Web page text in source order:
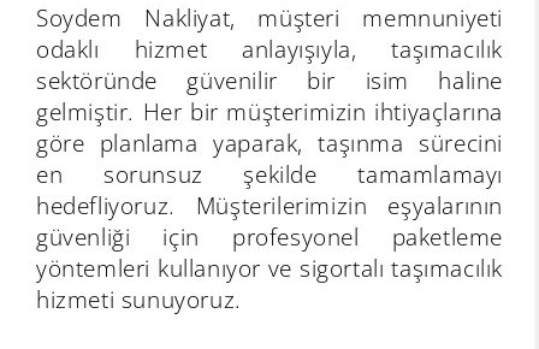
Soydem Nakliyat, müşteri memnuniyeti
odaklı hizmet anlayışıyla, taşımacılık
sektöründe güvenilir bir isim haline
gelmiştir. Her bir müşterimizin ihtiyaçlarına
göre planlama yaparak, taşınma sürecini
en sorunsuz şekilde tamamlamayı
hedefliyoruz. Müşterilerimizin eşyalarının
güvenliği için profesyonel paketleme
yöntemleri kullanıyor ve sigortalı taşımacılık
hizmeti sunuyoruz.